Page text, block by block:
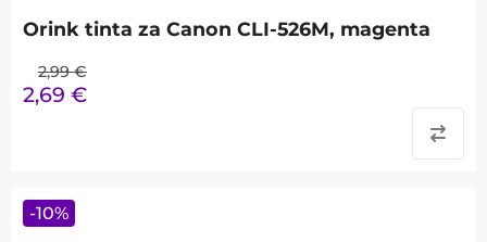
Orink tinta za Canon CLI-526M, magenta
2,99 €
2,69 €
-10%